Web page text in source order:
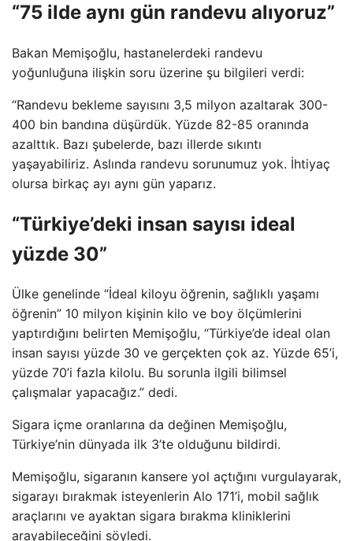
“75 ilde aynı gün randevu alıyoruz”
Bakan Memişoğlu, hastanelerdeki randevu
yoğunluğuna ilişkin soru üzerine şu bilgileri verdi:
“Randevu bekleme sayısını 3,5 milyon azaltarak 300-
400 bin bandına düşürdük. Yüzde 82-85 oranında
azalttık. Bazı şubelerde, bazı illerde sıkıntı
yaşayabiliriz. Aslında randevu sorunumuz yok. İhtiyaç
olursa birkaç ayı aynı gün yaparız.
“Türkiye’deki insan sayısı ideal
yüzde 30”
Ülke genelinde “İdeal kiloyu öğrenin, sağlıklı yaşamı
öğrenin” 10 milyon kişinin kilo ve boy ölçümlerini
yaptırdığını belirten Memişoğlu, “Türkiye’de ideal olan
insan sayısı yüzde 30 ve gerçekten çok az. Yüzde 65’i,
yüzde 70’i fazla kilolu. Bu sorunla ilgili bilimsel
çalışmalar yapacağız.” dedi.
Sigara içme oranlarına da değinen Memişoğlu,
Türkiye’nin dünyada ilk 3’te olduğunu bildirdi.
Memişoğlu, sigaranın kansere yol açtığını vurgulayarak,
sigarayı bırakmak isteyenlerin Alo 171’i, mobil sağlık
araçlarını ve ayaktan sigara bırakma kliniklerini
arayabileceğini söyledi.